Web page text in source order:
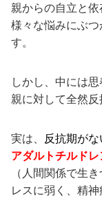
親からの自立と依
様々な悩みにぶ
す。
しかし、中には
親に対して全然反
実は、 反抗期が
アダルトチルド
（人間関係で生
レスに弱く、精神